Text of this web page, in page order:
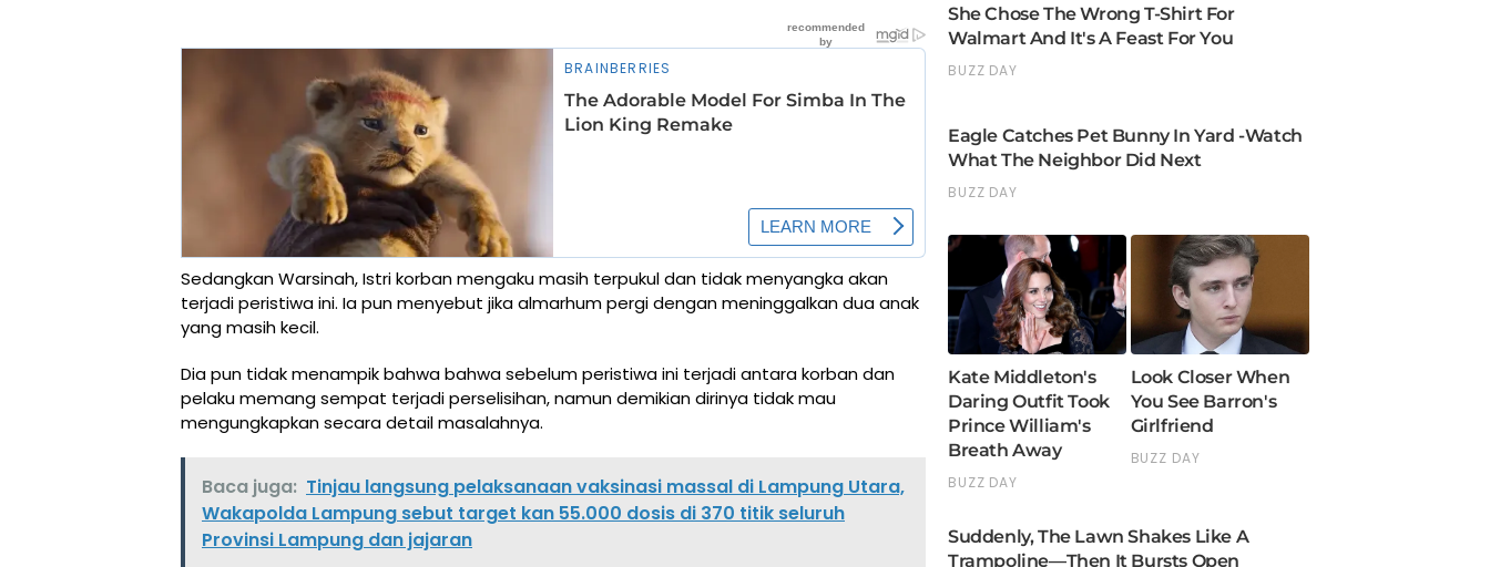
Sedangkan Warsinah, Istri korban mengaku masih terpukul dan tidak menyangka akan
terjadi peristiwa ini. Ia pun menyebut jika almarhum pergi dengan meninggalkan dua anak
yang masih kecil.
Dia pun tidak menampik bahwa bahwa sebelum peristiwa ini terjadi antara korban dan
pelaku memang sempat terjadi perselisihan, namun demikian dirinya tidak mau
mengungkapkan secara detail masalahnya.
Baca juga: Tinjau langsung pelaksanaan vaksinasi massal di Lampung Utara,
Wakapolda Lampung sebut target kan 55.000 dosis di 370 titik seluruh
Provinsi Lampung dan jajaran